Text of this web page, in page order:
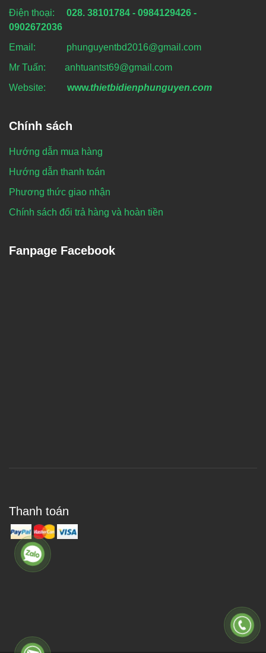
Điện thoại: 028. 38101784 - 0984129426 -
0902672036
Email: phunguyentbd2016@gmail.com
Mr Tuấn: anhtuantst69@gmail.com
Website:
www.thietbidienphunguyen.com
Chính sách
Hướng dẫn mua hàng
Hướng dẫn thanh toán
Phương thức giao nhận
Chính sách đổi trả hàng và hoàn tiền
Fanpage Facebook
Thanh toán